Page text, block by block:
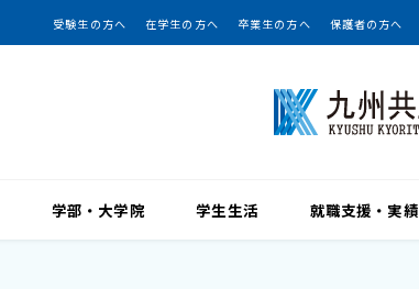
受験生の方へ 在学生の方へ 卒業生の方へ 保護者の方へ
学部・大学院 学生生活 就職支援・実績